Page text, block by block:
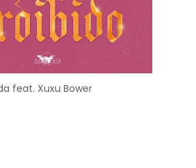
feat. Xuxu Bower